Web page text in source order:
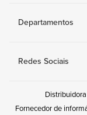
Departamentos
Redes Sociais
Fornecedor de